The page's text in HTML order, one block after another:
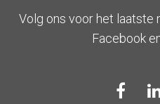
Volg ons voor het laatste
Facebook